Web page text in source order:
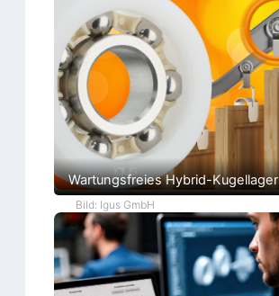
Wartungsfreies Hybrid-Kugellager
Bild: Igus GmbH